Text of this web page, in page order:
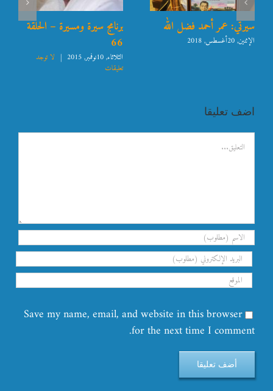
سيرتي: عمر أحمد فضل الله
الإثنين, 20أغسطس, 2018
برنامج سيرة ومسيرة – الحلقة
66
الثلاثاء, 10نوفمبر, 2015 | لا توجد
تعليقات
اضف تعليقا
تعليق
Save my name, email, and website in this browser
for the next time I comment.